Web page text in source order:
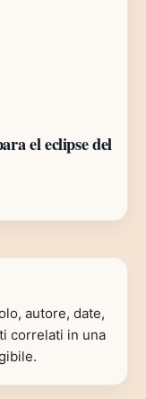
el eclipse del
autore, date,
correlati in una